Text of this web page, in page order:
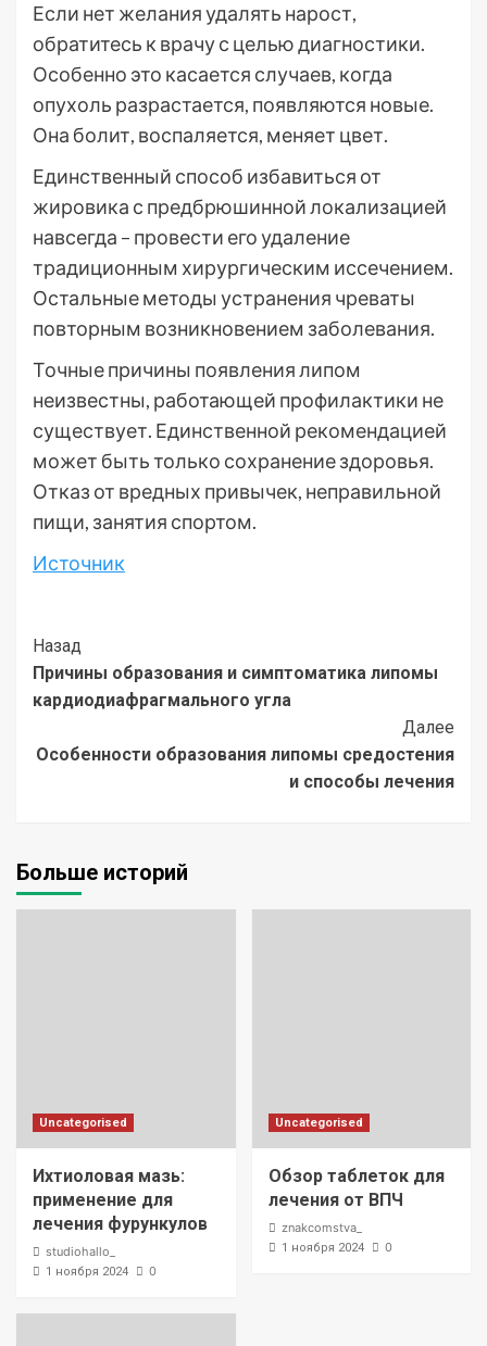
Если нет желания удалять нарост,
обратитесь к врачу с целью диагностики.
Особенно это касается случаев, когда
опухоль разрастается, появляются новые.
Она болит, воспаляется, меняет цвет.
Единственный способ избавиться от
жировика с предбрюшинной локализацией
навсегда – провести его удаление
традиционным хирургическим иссечением.
Остальные методы устранения чреваты
повторным возникновением заболевания.
Точные причины появления липом
неизвестны, работающей профилактики не
существует. Единственной рекомендацией
может быть только сохранение здоровья.
Отказ от вредных привычек, неправильной
пищи, занятия спортом.
Источник
Post
Navigation
Назад
Причины образования и симптоматика липомы
кардиодиафрагмального угла
Далее
Особенности образования липомы средостения
и способы лечения
Больше историй
Uncategorised
Ихтиоловая мазь:
применение для
лечения фурункулов
studiohallo_
1 ноября 2024 0
Uncategorised
Обзор таблеток для
лечения от ВПЧ
znakcomstva_
1 ноября 2024 0